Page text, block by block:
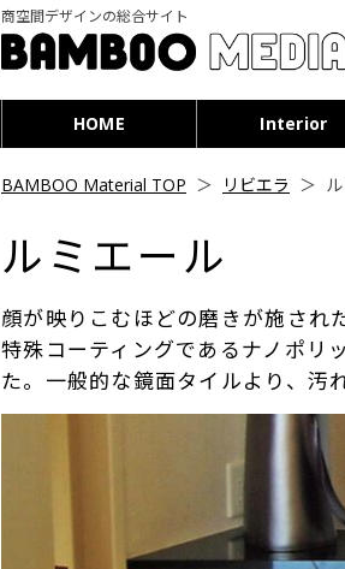
商空間デザインの総合サイト
HOME Interior
BAMBOO Material TOP ＞ リビエラ ＞
ルミエール
顔が映りこむほどの磨きが施され
特殊コーティングであるナノポリ
た。一般的な鏡面タイルより、汚